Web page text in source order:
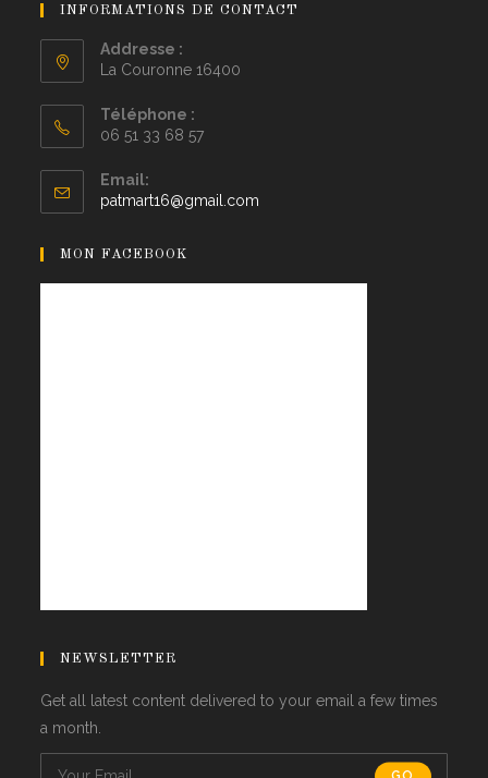
INFORMATIONS DE CONTACT
Addresse :
La Couronne 16400
Téléphone :
06 51 33 68 57
Email:
patmart16@gmail.com
MON FACEBOOK
NEWSLETTER
Get all latest content delivered to your email a few times
a month.